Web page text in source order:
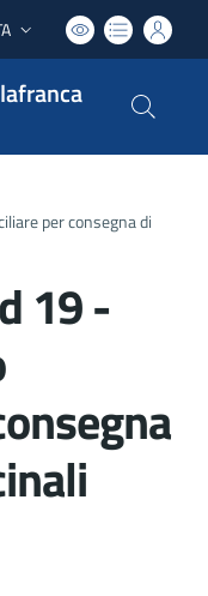
attiva:
per consegna di
19 -